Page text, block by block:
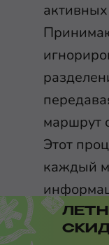
маршрут
Этот
каждый